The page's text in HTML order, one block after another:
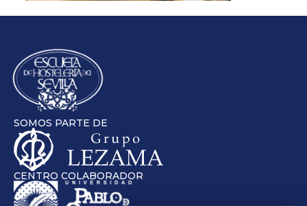
SOMOS PARTE DE
CENTRO COLABORADOR